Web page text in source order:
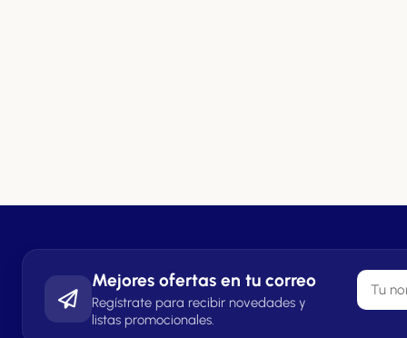
Mejores ofertas en tu correo
Regístrate para recibir novedades y
listas promocionales.